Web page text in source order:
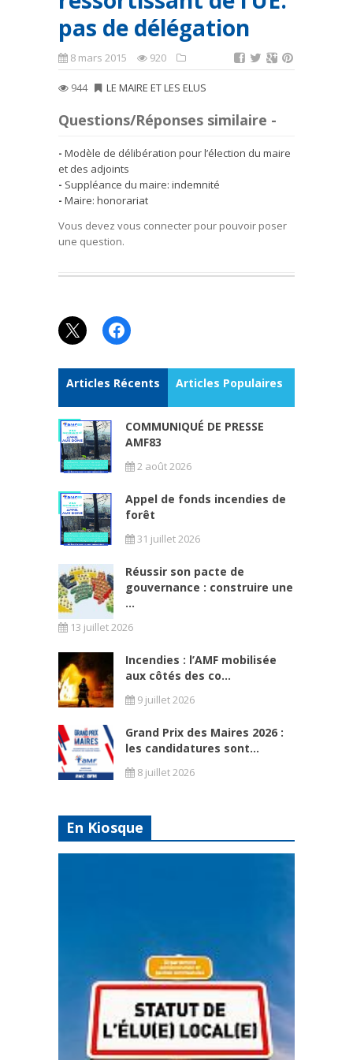
pas de délégation
8 mars 2015 920
944 LE MAIRE ET LES ELUS
Questions/Réponses similaire -
Modèle de délibération pour l’élection du maire
et des adjoints
Suppléance du maire: indemnité
Maire: honorariat
Vous devez vous connecter pour pouvoir poser
une question.
X Facebook
Articles Récents Articles Populaires
COMMUNIQUÉ DE PRESSE
AMF83
2 août 2026
Appel de fonds incendies de
forêt
31 juillet 2026
Réussir son pacte de
gouvernance : construire une
...
13 juillet 2026
Incendies : l’AMF mobilisée
aux côtés des co...
9 juillet 2026
Grand Prix des Maires 2026 :
les candidatures sont...
8 juillet 2026
En Kiosque